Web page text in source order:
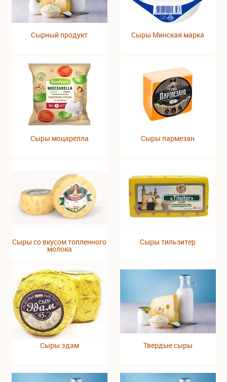
Сырный продукт Сыры Минская марка
Сыры моцарелла Сыры пармезан
Сыры со вкусом топленного
молока
Сыры тильзитер
Сыры эдам Твердые сыры